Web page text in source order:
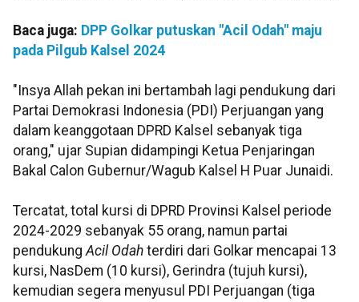
Baca juga: DPP Golkar putuskan "Acil Odah" maju
pada Pilgub Kalsel 2024
"Insya Allah pekan ini bertambah lagi pendukung dari
Partai Demokrasi Indonesia (PDI) Perjuangan yang
dalam keanggotaan DPRD Kalsel sebanyak tiga
orang," ujar Supian didampingi Ketua Penjaringan
Bakal Calon Gubernur/Wagub Kalsel H Puar Junaidi.
Tercatat, total kursi di DPRD Provinsi Kalsel periode
2024-2029 sebanyak 55 orang, namun partai
pendukungAcil Odah terdiri dari Golkar mencapai 13
kursi, NasDem (10 kursi), Gerindra (tujuh kursi),
kemudian segera menyusul PDI Perjuangan (tiga